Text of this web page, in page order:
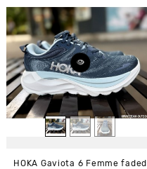
HOKA Gaviota 6 Femme faded